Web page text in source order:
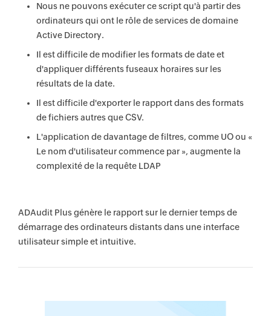
Nous ne pouvons exécuter ce script qu'à partir des
ordinateurs qui ont le rôle de services de domaine
Active Directory.
Il est difficile de modifier les formats de date et
d'appliquer différents fuseaux horaires sur les
résultats de la date.
Il est difficile d'exporter le rapport dans des formats
de fichiers autres que CSV.
L'application de davantage de filtres, comme UO ou «
Le nom d'utilisateur commence par », augmente la
complexité de la requête LDAP
ADAudit Plus génère le rapport sur le dernier temps de
démarrage des ordinateurs distants dans une interface
utilisateur simple et intuitive.